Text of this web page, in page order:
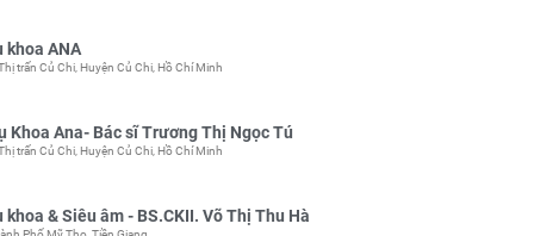
khoa ANA
trấn Củ Chi, Huyện Củ Chi, Hồ Chí Minh
Khoa Ana- Bác sĩ Trương Thị Ngọc Tú
trấn Củ Chi, Huyện Củ Chi, Hồ Chí Minh
& Siêu âm - BS.CKII. Võ Thị Thu Hà